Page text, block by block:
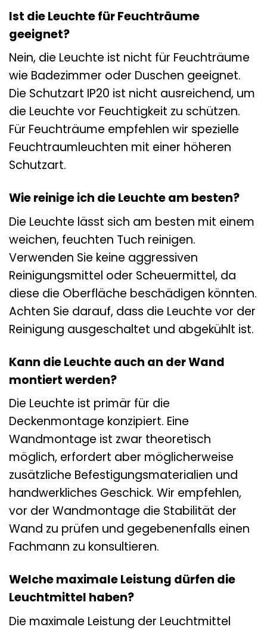
Ist die Leuchte für Feuchträume
geeignet?
Nein, die Leuchte ist nicht für Feuchträume
wie Badezimmer oder Duschen geeignet.
Die Schutzart IP20 ist nicht ausreichend, um
die Leuchte vor Feuchtigkeit zu schützen.
Für Feuchträume empfehlen wir spezielle
Feuchtraumleuchten mit einer höheren
Schutzart.
Wie reinige ich die Leuchte am besten?
Die Leuchte lässt sich am besten mit einem
weichen, feuchten Tuch reinigen.
Verwenden Sie keine aggressiven
Reinigungsmittel oder Scheuermittel, da
diese die Oberfläche beschädigen könnten.
Achten Sie darauf, dass die Leuchte vor der
Reinigung ausgeschaltet und abgekühlt ist.
Kann die Leuchte auch an der Wand
montiert werden?
Die Leuchte ist primär für die
Deckenmontage konzipiert. Eine
Wandmontage ist zwar theoretisch
möglich, erfordert aber möglicherweise
zusätzliche Befestigungsmaterialien und
handwerkliches Geschick. Wir empfehlen,
vor der Wandmontage die Stabilität der
Wand zu prüfen und gegebenenfalls einen
Fachmann zu konsultieren.
Welche maximale Leistung dürfen die
Leuchtmittel haben?
Die maximale Leistung der Leuchtmittel